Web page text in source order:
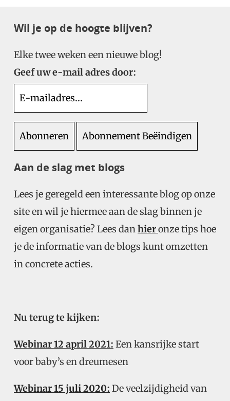
Wil je op de hoogte blijven?
Elke twee weken een nieuwe blog!
Geef uw e-mail adres door:
Aan de slag met blogs
Lees je geregeld een interessante blog op onze
site en wil je hiermee aan de slag binnen je
eigen organisatie? Lees danhieronze tips hoe
je de informatie van de blogs kunt omzetten
in concrete acties.
Nu terug te kijken:
Webinar 12 april 2021: Een kansrijke start
voor baby’s en dreumesen
Webinar 15 juli 2020: De veelzijdigheid van